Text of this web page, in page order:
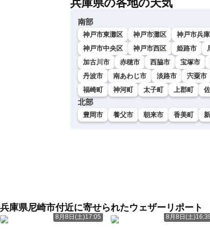
兵庫県の各地の天気
南部
神戸市東灘区 神戸市灘区 神戸市兵
神戸市中央区
神戸市西区 姫路市
加古川市
赤穂市 西脇市 宝塚市
丹波市
南あわじ市 淡路市 宍粟市
福崎町
神河町 太子町 上郡町
北部
豊岡市 養父市 朝来市 香美町
兵庫県尼崎市付近に寄せられたウェザーリポート
8月8日(土)17:05 8月8日(土